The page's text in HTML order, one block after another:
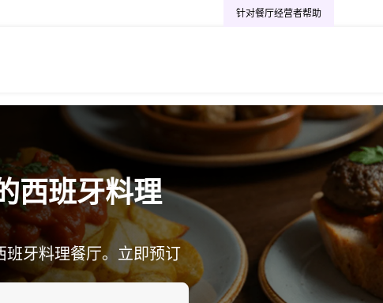
针对餐厅经营者帮助
西班牙料理
班牙料理餐厅。立即预订